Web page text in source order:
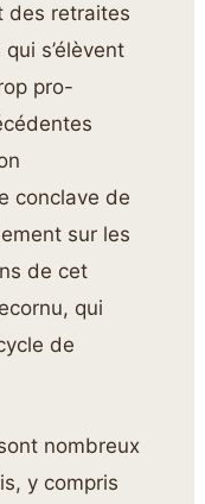
des retraites
s’élèvent
pro-
conclave de
sur les
de cet
qui
de
nombreux
y compris